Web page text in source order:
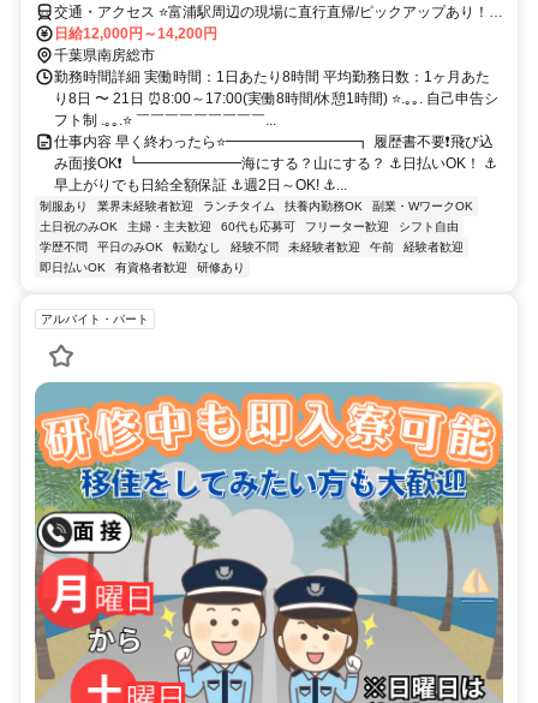
交通・アクセス ⭐富浦駅周辺の現場に直行直帰/ピックアップあり！移
動の心配は不要です♪
日給12,000円～14,200円
千葉県南房総市
勤務時間詳細 実働時間：1日あたり8時間 平均勤務日数：1ヶ月あた
り8日 〜 21日 ⏰8:00～17:00(実働8時間/休憩1時間) ⭐.｡｡. 自己申告シ
フト制 .｡｡.⭐ ￣￣￣￣￣￣￣￣￣...
仕事内容 早く終わったら⭐━━━━━━━━━┓ 履歴書不要❗飛び込
み面接OK❗ ┗━━━━━━━海にする？山にする？ ⚓日払いOK！ ⚓
早上がりでも日給全額保証 ⚓週2日～OK! ⚓...
制服あり 業界未経験者歓迎 ランチタイム 扶養内勤務OK
副業・WワークOK
土日祝のみOK
主婦・主夫歓迎 60代も応募可 フリーター歓迎
シフト自由
学歴不問
平日のみOK 転勤なし 経験不問 未経験者歓迎 午前
経験者歓迎
即日払いOK
有資格者歓迎 研修あり
アルバイト・パート